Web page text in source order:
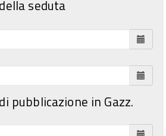
seduta
pubblicazione in Gazz.